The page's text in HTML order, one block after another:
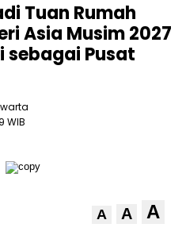
Tuan Rumah
Asia Musim 2027
sebagai Pusat
WIB
A A A